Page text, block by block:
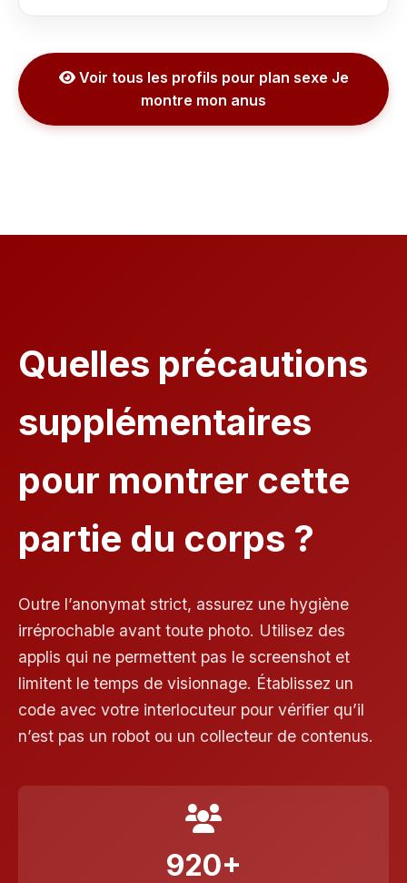
Voir tous les profils pour plan sexe Je
montre mon anus
Quelles précautions
supplémentaires
pour montrer cette
partie du corps ?
Outre l’anonymat strict, assurez une hygiène
irréprochable avant toute photo. Utilisez des
applis qui ne permettent pas le screenshot et
limitent le temps de visionnage. Établissez un
code avec votre interlocuteur pour vérifier qu’il
n’est pas un robot ou un collecteur de contenus.
920+